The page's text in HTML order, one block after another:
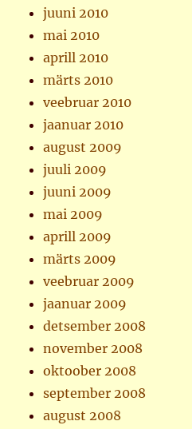
juuni 2010
mai 2010
aprill 2010
märts 2010
veebruar 2010
jaanuar 2010
august 2009
juuli 2009
juuni 2009
mai 2009
aprill 2009
märts 2009
veebruar 2009
jaanuar 2009
detsember 2008
november 2008
oktoober 2008
september 2008
august 2008